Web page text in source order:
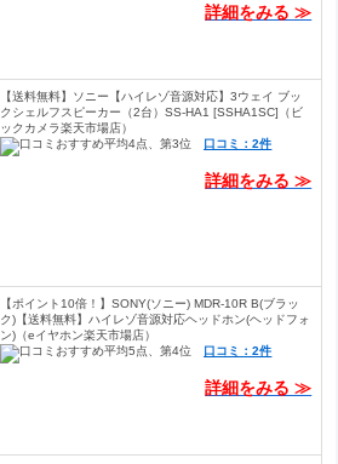
詳細をみる ≫
【送料無料】ソニー【ハイレゾ音源対応】3ウェイ ブッ
クシェルフスピーカー（2台）SS-HA1 [SSHA1SC]（ビ
ックカメラ楽天市場店）
口コミ：2件
詳細をみる ≫
【ポイント10倍！】SONY(ソニー) MDR-10R B(ブラッ
ク)【送料無料】ハイレゾ音源対応ヘッドホン(ヘッドフォ
ン)（eイヤホン楽天市場店）
口コミ：2件
詳細をみる ≫